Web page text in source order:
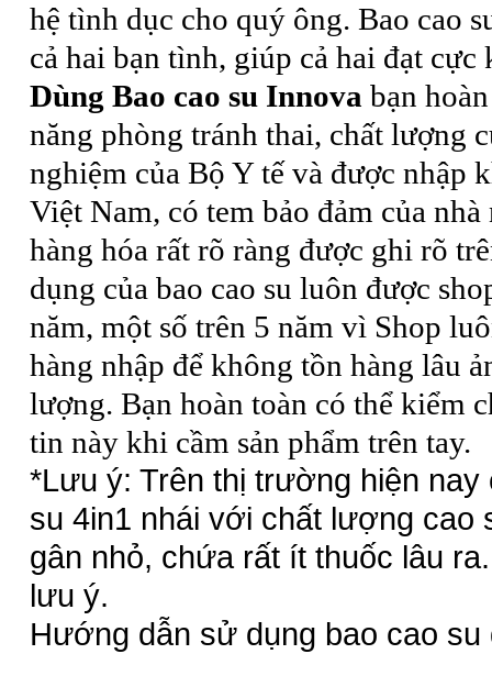
hệ tình dục cho quý ông. Bao cao
cả hai bạn tình, giúp cả hai đạt cực
Dùng Bao cao su Innova bạn
năng phòng tránh thai, chất lượng
nghiệm của Bộ Y tế và được nhập
Việt Nam, có tem bảo đảm của
hàng hóa rất rõ ràng được ghi rõ
dụng của bao cao su luôn được
năm, một số trên 5 năm vì Shop
hàng nhập để không tồn hàng lâu
lượng. Bạn hoàn toàn có thể kiểm
tin này khi cầm sản phẩm trên tay.
*Lưu ý: Trên thị trường hiện nay
su 4in1 nhái với chất lượng cao
gân nhỏ, chứa rất ít thuốc lâu
lưu ý.
Hướng dẫn sử dụng bao cao su